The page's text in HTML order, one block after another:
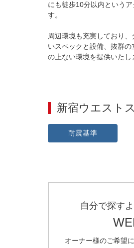
にも徒歩10分以内という
す。
周辺環境も充実しており
いスペックと設備、抜群
の上ない環境を提供いたし
新宿ウエスト
耐震基準
自分で探す
オーナー様のご希望